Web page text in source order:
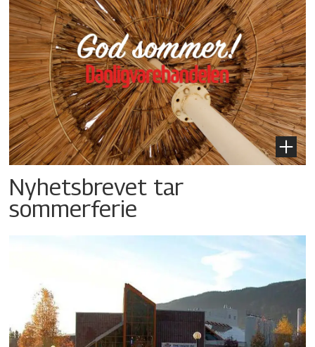
Nyhetsbrevet tar
sommerferie